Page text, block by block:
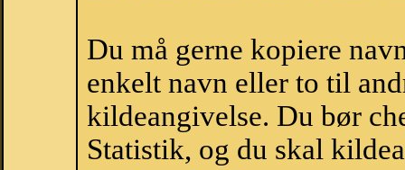
Du må gerne kopiere
enkelt navn eller to til
kildeangivelse. Du bør
Statistik, og du skal